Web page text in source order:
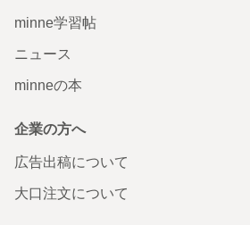
minne学習帖
ニュース
minneの本
企業の方へ
広告出稿について
大口注文について